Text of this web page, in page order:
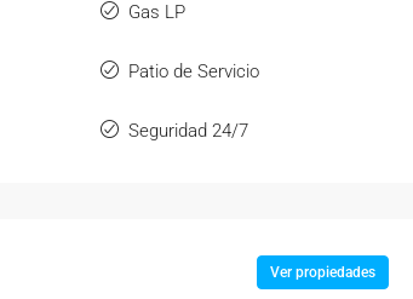
Gas LP
Patio de Servicio
Seguridad 24/7
Ver propiedades